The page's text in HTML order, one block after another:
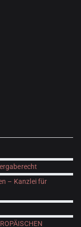
– Kanzlei für